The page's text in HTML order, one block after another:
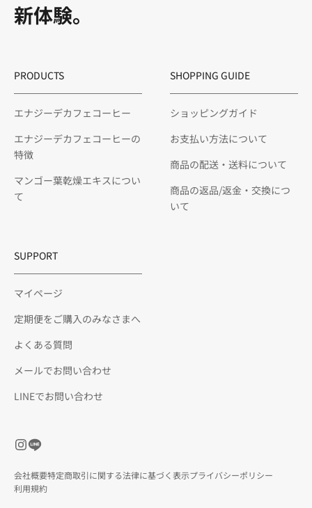
新体験。
PRODUCTS
エナジーデカフェコーヒー
エナジーデカフェコーヒーの
特徴
マンゴー葉乾燥エキスについ
て
SHOPPING GUIDE
ショッピングガイド
お支払い方法について
商品の配送・送料について
商品の返品/返金・交換につ
いて
SUPPORT
マイページ
定期便をご購入のみなさまへ
よくある質問
メールでお問い合わせ
LINEでお問い合わせ
会社概要特定商取引に関する法律に基づく表示プライバシーポリシー
利用規約